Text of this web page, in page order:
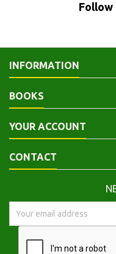
Follow
INFORMATION
BOOKS
YOUR ACCOUNT
CONTACT